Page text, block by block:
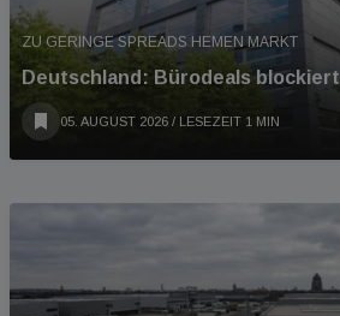
ZU GERINGE SPREADS HEMEN MARKT
Deutschland: Bürodeals blockiert
05. AUGUST 2026 / LESEZEIT 1 MIN